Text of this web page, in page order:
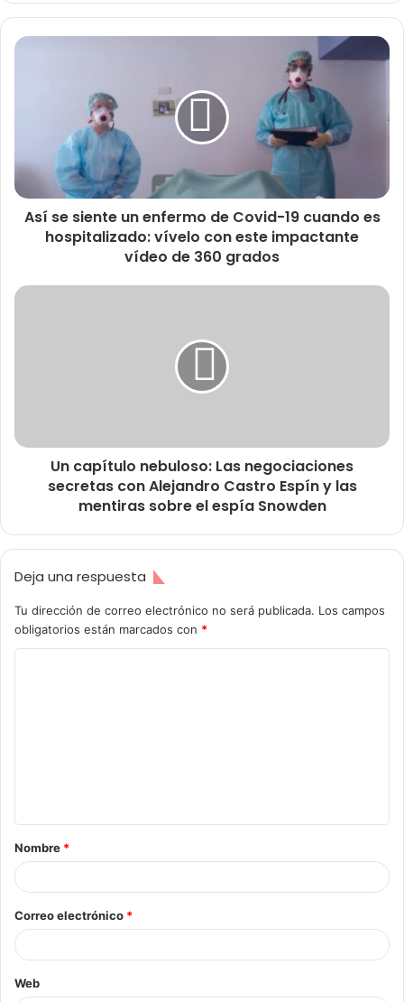
Así se siente un enfermo de Covid-19 cuando es
hospitalizado: vívelo con este impactante
vídeo de 360 grados
Un capítulo nebuloso: Las negociaciones
secretas con Alejandro Castro Espín y las
mentiras sobre el espía Snowden
Deja una respuesta
Tu dirección de correo electrónico no será publicada. Los campos
obligatorios están marcados con *
a
r
i
*
Nombre *
Correo electrónico *
Web